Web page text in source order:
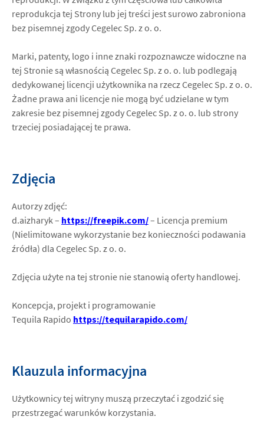
reprodukcja tej Strony lub jej treści jest surowo zabroniona
bez pisemnej zgody Cegelec Sp. z o. o.
Marki, patenty, logo i inne znaki rozpoznawcze widoczne na
tej Stronie są własnością Cegelec Sp. z o. o. lub podlegają
dedykowanej licencji użytkownika na rzecz Cegelec Sp. z o. o.
Żadne prawa ani licencje nie mogą być udzielane w tym
zakresie bez pisemnej zgody Cegelec Sp. z o. o. lub strony
trzeciej posiadającej te prawa.
Zdjęcia
Autorzy zdjęć:
d.aizharyk – https://freepik.com/– Licencja premium
(Nielimitowane wykorzystanie bez konieczności podawania
źródła) dla Cegelec Sp. z o. o.
Zdjęcia użyte na tej stronie nie stanowią oferty handlowej.
Koncepcja, projekt i programowanie
Tequila Rapido https://tequilarapido.com/
Klauzula informacyjna
Użytkownicy tej witryny muszą przeczytać i zgodzić się
przestrzegać warunków korzystania.